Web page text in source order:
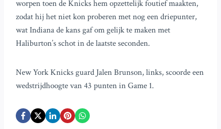
worpen toen de Knicks hem opzettelijk foutief maakten,
zodat hij het niet kon proberen met nog een driepunter,
wat Indiana de kans gaf om gelijk te maken met
Haliburton’s schot in de laatste seconden.
New York Knicks guard Jalen Brunson, links, scoorde een
wedstrijdhoogte van 43 punten in Game 1.